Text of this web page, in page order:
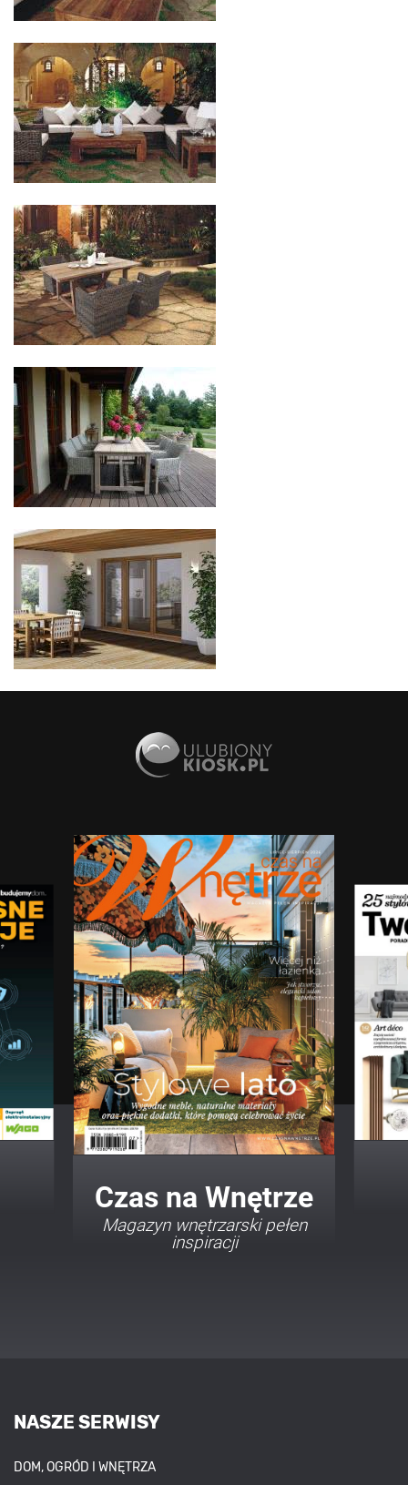
Twój Dom Twój Styl
Porady i inspiracje w
najmodniejszych stylach
NASZE SERWISY
DOM, OGRÓD I WNĘTRZA